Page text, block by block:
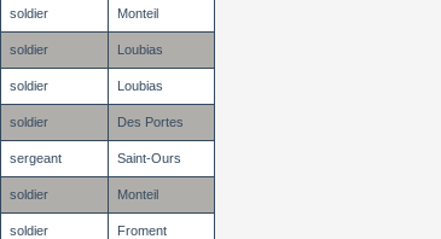
soldier Monteil
soldier Loubias
soldier Loubias
soldier Des Portes
sergeant Saint-Ours
soldier Monteil
soldier Froment